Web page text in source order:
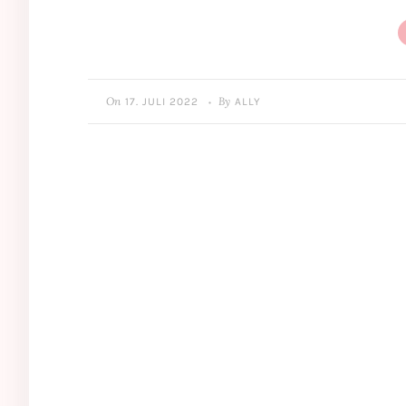
On 17. JULI 2022 • By ALLY